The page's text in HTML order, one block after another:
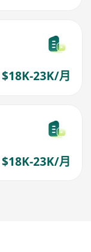
$18K-23K/月
$18K-23K/月